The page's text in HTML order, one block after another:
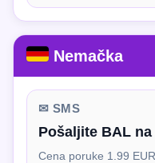
Nemačka
✉ SMS
Pošaljite BAL na
Cena poruke 1.99 EUR